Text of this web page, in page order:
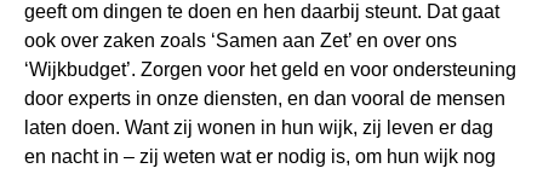
geeft om dingen te doen en hen daarbij steunt. Dat gaat
ook over zaken zoals ‘Samen aan Zet’ en over ons
‘Wijkbudget’. Zorgen voor het geld en voor ondersteuning
door experts in onze diensten, en dan vooral de mensen
laten doen. Want zij wonen in hun wijk, zij leven er dag
en nacht in – zij weten wat er nodig is, om hun wijk nog